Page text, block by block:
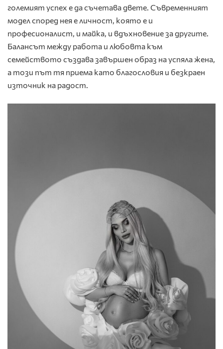
големият успех е да съчетава двете. Съвременният
модел според нея е личност, която е и
професионалист, и майка, и вдъхновение за другите.
Балансът между работа и любовта към
семейството създава завършен образ на успяла жена,
а този път тя приема като благословия и безкраен
източник на радост.